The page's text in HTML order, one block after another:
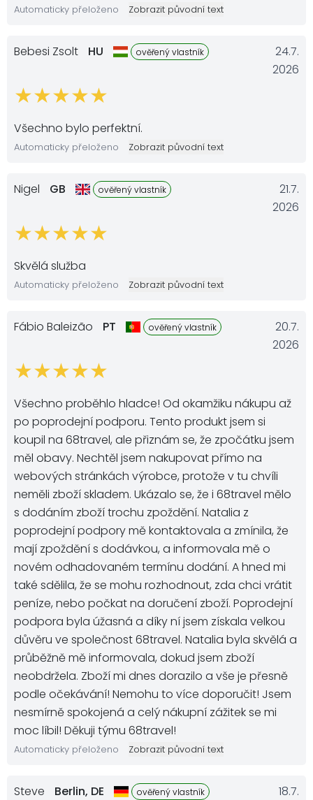
Automaticky přeloženo Zobrazit původní text
Bebesi Zsolt HU ověřený vlastník
24.7.
2026
Všechno bylo perfektní.
Automaticky přeloženo Zobrazit původní text
Nigel GB ověřený vlastník
21.7.
2026
Skvělá služba
Automaticky přeloženo Zobrazit původní text
Fábio Baleizão PT ověřený vlastník
20.7.
2026
Všechno proběhlo hladce! Od okamžiku nákupu až
po poprodejní podporu. Tento produkt jsem si
koupil na 68travel, ale přiznám se, že zpočátku jsem
měl obavy. Nechtěl jsem nakupovat přímo na
webových stránkách výrobce, protože v tu chvíli
neměli zboží skladem. Ukázalo se, že i 68travel mělo
s dodáním zboží trochu zpoždění. Natalia z
poprodejní podpory mě kontaktovala a zmínila, že
mají zpoždění s dodávkou, a informovala mě o
novém odhadovaném termínu dodání. A hned mi
také sdělila, že se mohu rozhodnout, zda chci vrátit
peníze, nebo počkat na doručení zboží. Poprodejní
podpora byla úžasná a díky ní jsem získala velkou
důvěru ve společnost 68travel. Natalia byla skvělá a
průběžně mě informovala, dokud jsem zboží
neobdržela. Zboží mi dnes dorazilo a vše je přesně
podle očekávání! Nemohu to více doporučit! Jsem
nesmírně spokojená a celý nákupní zážitek se mi
moc líbil! Děkuji týmu 68travel!
Automaticky přeloženo Zobrazit původní text
Steve Berlin, DE ověřený vlastník
18.7.